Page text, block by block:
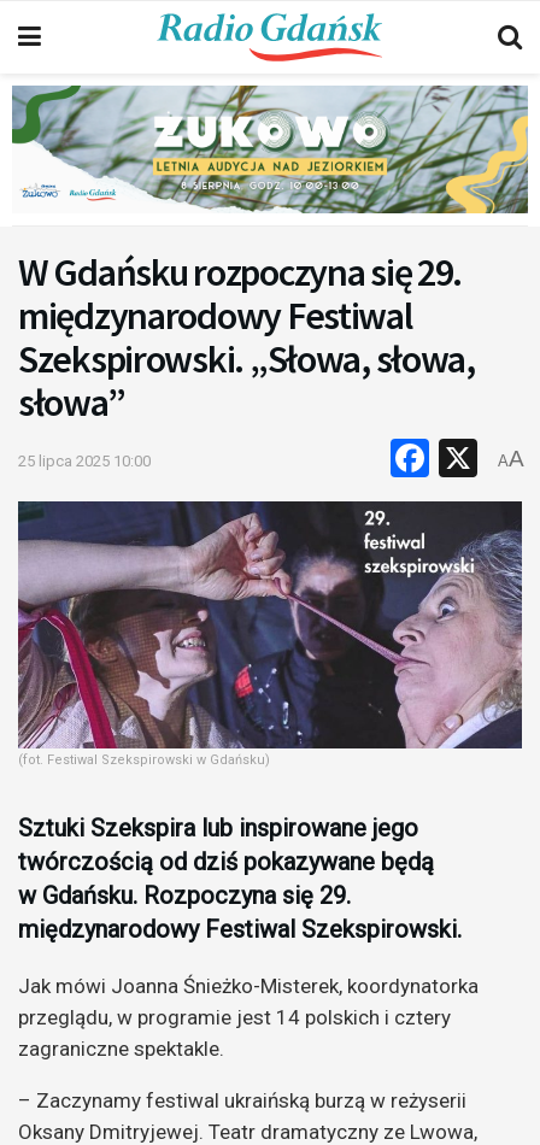
W Gdańsku rozpoczyna się 29.
międzynarodowy Festiwal
Szekspirowski. „Słowa, słowa,
słowa”
25 lipca 2025 10:00 X
AA
(fot. Festiwal Szekspirowski w Gdańsku)
Sztuki Szekspira lub inspirowane jego
twórczością od dziś pokazywane będą
w Gdańsku. Rozpoczyna się 29.
międzynarodowy Festiwal Szekspirowski.
Jak mówi Joanna Śnieżko-Misterek, koordynatorka
przeglądu, w programie jest 14 polskich i cztery
zagraniczne spektakle.
– Zaczynamy festiwal ukraińską burzą w reżyserii
Oksany Dmitryjewej. Teatr dramatyczny ze Lwowa,